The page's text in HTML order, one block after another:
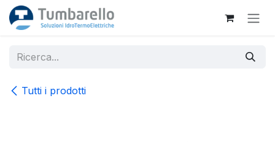
Passa al contenuto
Tutti i prodotti